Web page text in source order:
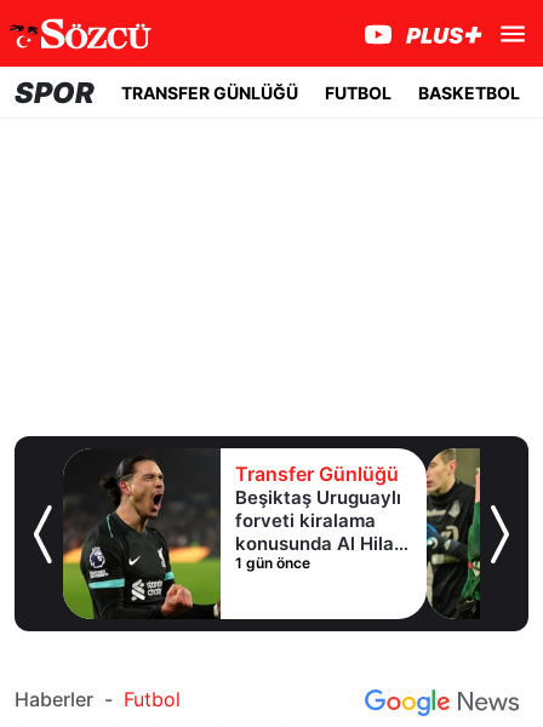
SPOR TRANSFER GÜNLÜĞÜ FUTBOL BASKETBOL
Transfer Günlüğü
Beşiktaş Uruguaylı
forveti kiralama
konusunda Al Hilal
ile anlaştı! Adım
1 gün önce
Haberler - Futbol